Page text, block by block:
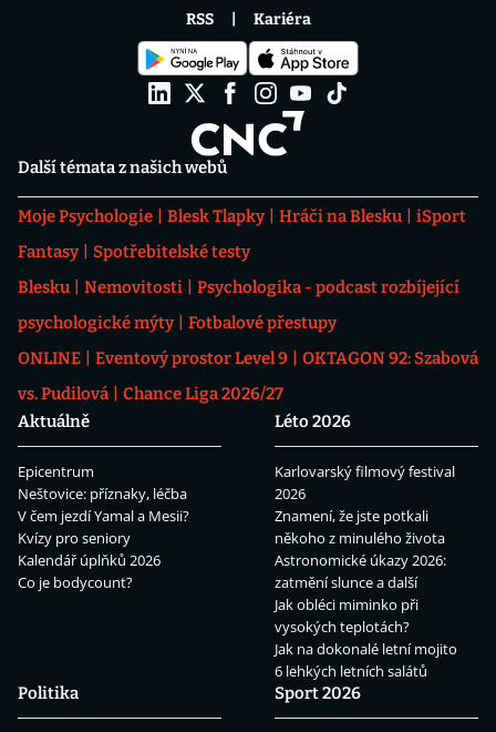
Další témata z našich webů
Moje Psychologie Blesk Tlapky Hráči na Blesku
iSport
Fantasy
Spotřebitelské testy
Blesku
Nemovitosti
Psychologika - podcast rozbíjející
psychologické mýty
Fotbalové přestupy
ONLINE
Eventový prostor Level 9
OKTAGON 92: Szabová
vs. Pudilová
Chance Liga 2026/27
Aktuálně
Epicentrum
Neštovice: příznaky, léčba
V čem jezdí Yamal a Mesii?
Kvízy pro seniory
Kalendář úplňků 2026
Co je bodycount?
Léto 2026
Karlovarský filmový festival
2026
Znamení, že jste potkali
někoho z minulého života
Astronomické úkazy 2026:
zatmění slunce a další
Jak obléci miminko při
vysokých teplotách?
Jak na dokonalé letní mojito
6 lehkých letních salátů
Politika
Sport 2026
RSS Kariéra